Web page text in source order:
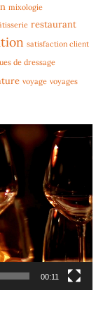
mixologie
restaurant
satisfaction client
de dressage
voyage voyages
00:11